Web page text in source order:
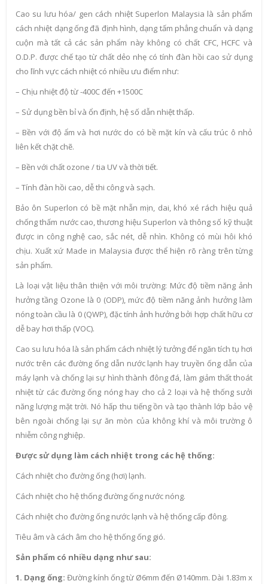
Cao su lưu hóa/ gen cách nhiệt Superlon Malaysia là sản phẩm
cách nhiệt dạng ống đã định hình, dạng tấm phẳng chuẩn và dạng
cuộn mà tất cả các sản phẩm này không có chất CFC, HCFC và
O.D.P. được chế tạo từ chất dẻo nhẹ có tính đàn hồi cao sử dụng
cho lĩnh vực cách nhiệt có nhiều ưu điểm như:
– Chịu nhiệt độ từ -400C đến +1500C
– Sử dụng bền bỉ và ổn định, hệ số dẫn nhiệt thấp.
– Bền với độ ẩm và hơi nước do có bề mặt kín và cấu trúc ô nhỏ
liên kết chặt chẽ.
– Bền với chất ozone / tia UV và thời tiết.
– Tính đàn hồi cao, dễ thi công và sạch.
Bảo ôn Superlon có bề mặt nhẵn mịn, dai, khó xé rách hiệu quả
chống thấm nước cao, thương hiệu Superlon và thông số kỹ thuật
được in công nghệ cao, sắc nét, dễ nhìn. Không có mùi hôi khó
chịu. Xuất xứ Made in Malaysia được thể hiện rõ ràng trên từng
sản phẩm.
Là loại vật liệu thân thiện với môi trường: Mức độ tiềm năng ảnh
hưởng tầng Ozone là 0 (ODP), mức độ tiềm năng ảnh hưởng làm
nóng toàn cầu là 0 (QWP), đặc tính ảnh hưởng bởi hợp chất hữu cơ
dễ bay hơi thấp (VOC).
Cao su lưu hóa là sản phẩm cách nhiệt lý tưởng để ngăn tích tụ hơi
nước trên các đường ống dẫn nước lạnh hay truyền ống dẫn của
máy lạnh và chống lại sự hình thành đông đá, làm giảm thất thoát
nhiệt từ các đường ống nóng hay cho cả 2 loại và hệ thống sưởi
năng lượng mặt trời. Nó hấp thu tiếng ồn và tạo thành lớp bảo vệ
bên ngoài chống lại sự ăn mòn của không khí và môi trường ô
nhiễm công nghiệp.
Được sử dụng làm cách nhiệt trong các hệ thống:
Cách nhiệt cho đường ống (hơi) lạnh.
Cách nhiệt cho hệ thống đường ống nước nóng.
Cách nhiệt cho đường ống nước lạnh và hệ thống cấp đông.
Tiêu âm và cách âm cho hệ thống ống gió.
Sản phẩm có nhiều dạng như sau:
1. Dạng ống: Đường kính ống từ Ø6mm đến Ø140mm. Dài 1.83m x